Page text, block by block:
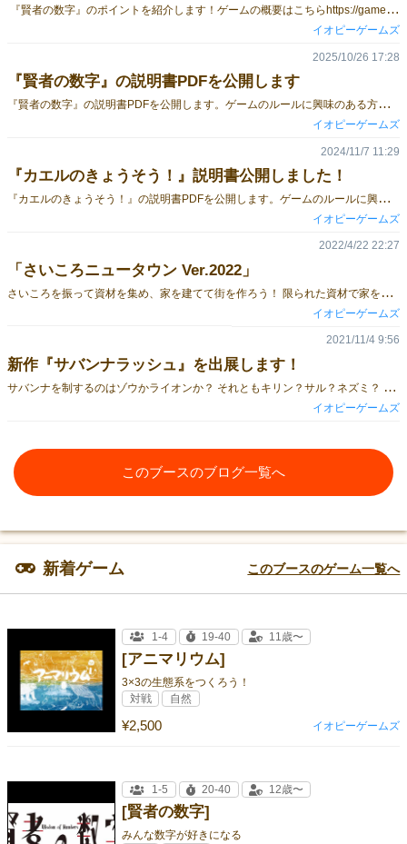
『賢者の数字』のポイントを紹介します！ゲームの概要はこちらhttps://gamemarket.jp/game/186626ご予約はこちらhttps://forms.gle/mDbSVvZr6JndbaTT9ポイント❶100枚の数字チップはウラ面が3種類あり、数字を推測できるようになっています。青色（25枚）…素数橙色（37枚）…素数以外の76以上 もしくは 25以下灰色（38枚）…素数以外の26以上75以下これにより、欲しい数字をある程度狙って探すことができます。ポイント❷場のチップを探索するために、手持ちチップを1枚放出します。数字チップには緑と赤のマークが描かれており、緑：公開アクション赤：取得アクションがマークの数だけできます。価値の高い数字ほどアクションも強いので、目標達成に使うか探索に使うか悩ましいです。 ポイント➌目標カードは3つのレベル、各9枚ずつあります。レベル1は「偶数」「奇数」「50以下」など簡単に集められるものレベル2は「合計100」「Xの倍数」など計算が必要なものレベル3は耳慣れないものが多めですが、カードに集めるべき数字が書いてあるので大丈夫！レベル1 レベル２ レベル３
イオピーゲームズ
『賢者の数字』の説明書PDFを公開します
『
賢者の数字』の説明書PDFを公開します。ゲームのルールに興味のある方はぜひご覧ください。説明書PDFhttps://drive.google.com/file/d/1jBSWugx_9_hr_rT1KiknpEF6ZZJ2v78l/view?usp=sharing予約はこちらhttps://forms.gle/ud6jt3K4q7qyMmVa6
2025/10/26 17:28
イオピーゲームズ
『カエルのきょうそう！』説明書公開しました！
『
カエルのきょうそう！』の説明書PDFを公開します。ゲームのルールに興味のある方はぜひご覧ください。説明書PDFhttps://drive.google.com/file/d/1AtPFym5sod1nxd1YXUTiU9xDOO7dpXJn/view?usp=drive_link予約はこちらhttps://forms.gle/dq3cfcQG3ZKRqtAD6
2024/11/7 11:29
イオピーゲームズ
「さいころニュータウン Ver.2022」
さ
いころを振って資材を集め、家を建てて街を作ろう！ 限られた資材で家を組み立てるパズル要素、多彩な勝ち筋が狙える戦略要素、さいころの程よい運要素がバランスよくミックスされたゲームです！
2022/4/22 22:27
イオピーゲームズ
新作『サバンナラッシュ』を出展します！
サ
バンナを制するのはゾウかライオンか？ それともキリン？サル？ネズミ？ あなたはサバンナを司る神々のひとり。 動物たちをサバンナに住まわせるのが仕事。 贔屓の動物をより良い土地に住まわせよう！ 動物コマを選んでマップ上に配置していきます。５種類の動物の特徴を活かして、自分が担当する2種類の動物が有利になるように巧みに配置し、より多くポイントを獲得することを目指します。担当以外の動物もうまく利用しましょう。 予約受付中！
2021/11/4 9:56
イオピーゲームズ
このブースのブログ一覧へ
新着ゲーム このブースのゲーム一覧へ
[アニマリウム]
3×3の生態系をつくろう！
¥2,500
1-4 19-40 11歳〜
対戦 自然
イオピーゲームズ
[賢者の数字]
みんな数字が好きになる
1-5 20-40 12歳〜